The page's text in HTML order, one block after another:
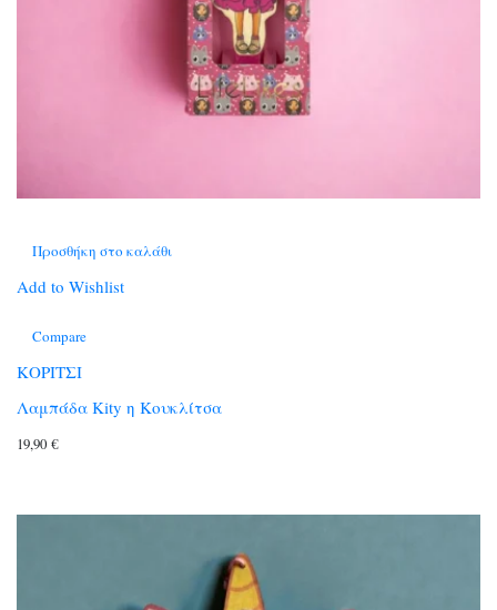
Προσθήκη στο καλάθι
Add to Wishlist
Compare
ΚΟΡΙΤΣΙ
Λαμπάδα Κity η Κουκλίτσα
19,90 €